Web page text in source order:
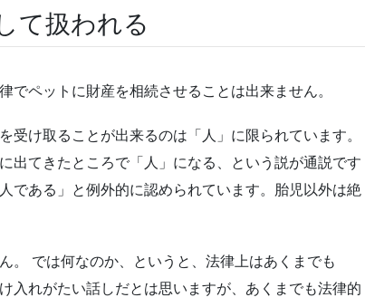
て扱われる
でペットに財産を相続させることは出来ません。
受け取ることが出来るのは「人」に限られています。
出てきたところで「人」になる、という説が通説です
である」と例外的に認められています。胎児以外は絶
。 では何なのか、というと、法律上はあくまでも
入れがたい話しだとは思いますが、あくまでも法律的